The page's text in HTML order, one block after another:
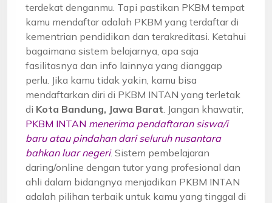
terdekat denganmu. Tapi pastikan PKBM tempat
kamu mendaftar adalah PKBM yang terdaftar di
kementrian pendidikan dan terakreditasi. Ketahui
bagaimana sistem belajarnya, apa saja
fasilitasnya dan info lainnya yang dianggap
perlu. Jika kamu tidak yakin, kamu bisa
mendaftarkan diri di PKBM INTAN yang terletak
di Kota Bandung, Jawa Barat . Jangan khawatir,
PKBM INTAN menerima pendaftaran siswa/i
baru atau pindahan dari seluruh nusantara
bahkan luar negeri. Sistem pembelajaran
daring/online dengan tutor yang profesional dan
ahli dalam bidangnya menjadikan PKBM INTAN
adalah pilihan terbaik untuk kamu yang tinggal di